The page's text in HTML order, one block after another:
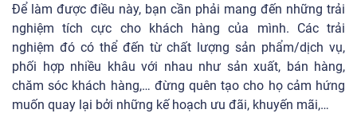
Để làm được điều này, bạn cần phải mang đến những trải
nghiệm tích cực cho khách hàng của mình. Các trải
nghiệm đó có thể đến từ chất lượng sản phẩm/dịch vụ,
phối hợp nhiều khâu với nhau như sản xuất, bán hàng,
chăm sóc khách hàng,… đừng quên tạo cho họ cảm hứng
muốn quay lại bởi những kế hoạch ưu đãi, khuyến mãi,…